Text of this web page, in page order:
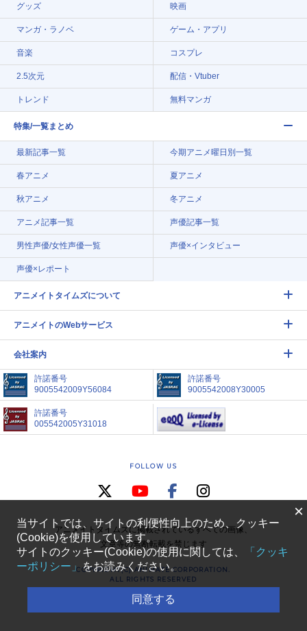
グッズ 映画
マンガ・ラノベ ゲーム・アプリ
音楽 コスプレ
2.5次元 配信・Vtuber
トレンド 無料マンガ
特集/一覧まとめ
最新記事一覧 今期アニメ曜日別一覧
春アニメ 夏アニメ
秋アニメ 冬アニメ
アニメ記事一覧 声優記事一覧
男性声優/女性声優一覧 声優×インタビュー
声優×レポート
アニメイトタイムズについて
アニメイトのWebサービス
会社案内
許諾番号
9005542009Y56084
許諾番号
9005542008Y30005
許諾番号
005542005Y31018
FOLLOW US
アニメイトタイムズに掲載されているすべての画像、
文章等の無断転載を禁じます
COPYRIGHT(C) ANIMATE CORPORATION.
ALL RIGHTS RESERVED
×
当サイトでは、サイトの利便性向上のため、クッキー
(Cookie)を使用しています。
サイトのクッキー(Cookie)の使用に関しては、
「クッキ
ーポリシー」をお読みください。
同意する